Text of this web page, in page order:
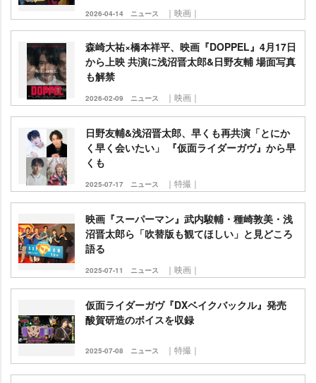
2026-04-14 ニュース ｜映画｜
森崎大祐×橋本祥平、映画『DOPPEL』4月17日
から上映 共演に浅沼晋太郎&日野友輔 場面写真
も解禁
2026-02-09 ニュース ｜映画｜
日野友輔&浅沼晋太郎、早くも再共演「とにか
く早く会いたい」 『仮面ライダーガヴ』から早
くも
2025-07-17 ニュース ｜特撮｜
映画『スーパーマン』武内駿輔・種崎敦美・浅
沼晋太郎ら「吹替版も観てほしい」と見どころ
語る
2025-07-11 ニュース ｜映画｜
仮面ライダーガヴ『DXベイクバックル』発売
酸賀研造のボイスを収録
2025-07-08 ニュース ｜特撮｜